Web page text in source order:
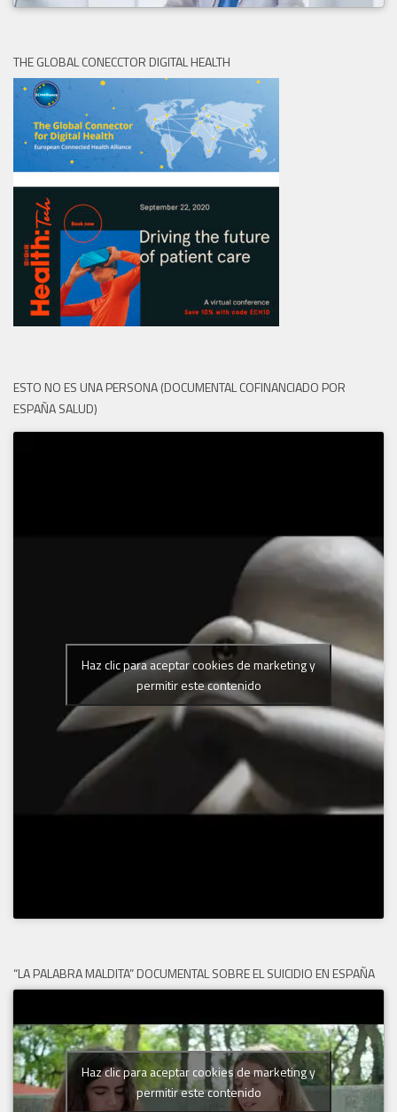
THE GLOBAL CONECCTOR DIGITAL HEALTH
ESTO NO ES UNA PERSONA (DOCUMENTAL COFINANCIADO POR
ESPAÑA SALUD)
Haz clic para aceptar cookies de marketing y
permitir este contenido
“LA PALABRA MALDITA” DOCUMENTAL SOBRE EL SUICIDIO EN ESPAÑA
Haz clic para aceptar cookies de marketing y
permitir este contenido